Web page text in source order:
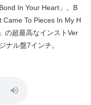
In Your Heart」。B
Came To Pieces In My H
の超最高なインストVer
ナル盤7インチ。